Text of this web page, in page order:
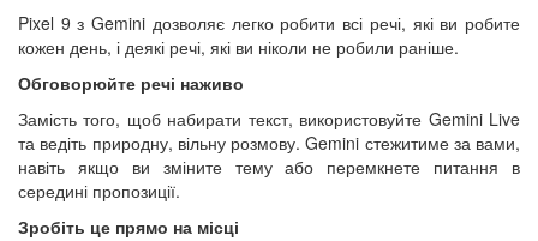
Pixel 9 з Gemini дозволяє легко робити всі речі, які ви робите
кожен день, і деякі речі, які ви ніколи не робили раніше.
Обговорюйте речі наживо
Замість того, щоб набирати текст, використовуйте Gemini Live
та ведіть природну, вільну розмову. Gemini стежитиме за вами,
навіть якщо ви зміните тему або перемкнете питання в
середині пропозиції.
Зробіть це прямо на місці